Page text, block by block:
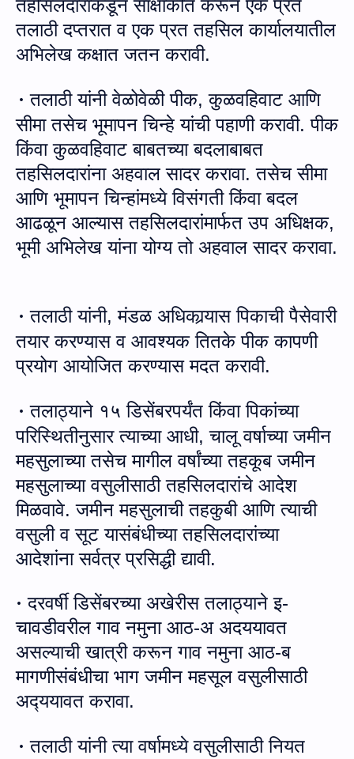
तहसिलदारांकडून साक्षांकीत करून एक प्रत
तलाठी दप्‍तरात व एक प्रत तहसिल कार्यालयातील
अभिलेख कक्षात जतन करावी.
· तलाठी यांनी वेळोवेळीपीक, कुळवहिवाट आणि
सीमातसेच भूमापन चिन्हे यांची पहाणी करावी.पीक
किंवाकुळवहिवाट बाबतच्‍या बदलाबाबत
तहसिलदारांना अहवाल सादर करावा. तसेचसीमा
आणि भूमापन चिन्हांमध्‍ये विसंगती किंवा बदल
आढळून आल्‍यासतहसिलदारांमार्फत उप अधिक्षक,
भूमी अभिलेख यांना योग्‍य तो अहवाल सादर करावा.
· तलाठी यांनी,मंडळ अधिकार्‍यासपिकाचीपैसेवारी
तयार करण्यास व आवश्यक तितके पीक कापणी
प्रयोग आयोजितकरण्यास मदत करावी.
· तलाठ्याने १५ डिसेंबरपर्यंत किंवा पिकांच्या
परिस्थितीनुसार त्याच्या आधी,चालू वर्षाच्या जमीन
महसुलाच्या तसेच मागील वर्षांच्या तहकूब जमीन
महसुलाच्या वसुलीसाठीतहसिलदारांचे आदेश
मिळवावे.जमीन महसुलाची तहकुबी आणि त्याची
वसुली व सूट यासंबंधीच्यातहसिलदारांच्या
आदेशांना सर्वत्र प्रसिद्धी द्यावी.
· दरवर्षी डिसेंबरच्या अखेरीस तलाठ्यानेइ-
चावडीवरीलगाव नमुना आठ-अ अदययावत
असल्‍याची खात्री करूनगाव नमुना आठ-ब
मागणीसंबंधीचा भाग जमीन महसूल वसुलीसाठी
अद्‍ययावत करावा.
· तलाठी यांनीत्या वर्षामध्ये वसुलीसाठी नियत